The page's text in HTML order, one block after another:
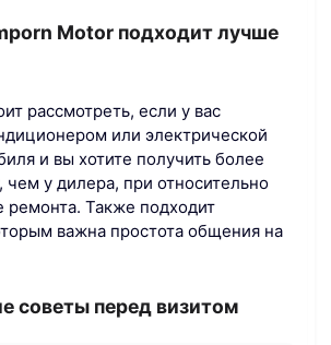
Motor подходит лучше
рассмотреть, если у вас
или электрической
и вы хотите получить более
чем у дилера, при относительно
ремонта. Также подходит
важна простота общения на
советы перед визитом